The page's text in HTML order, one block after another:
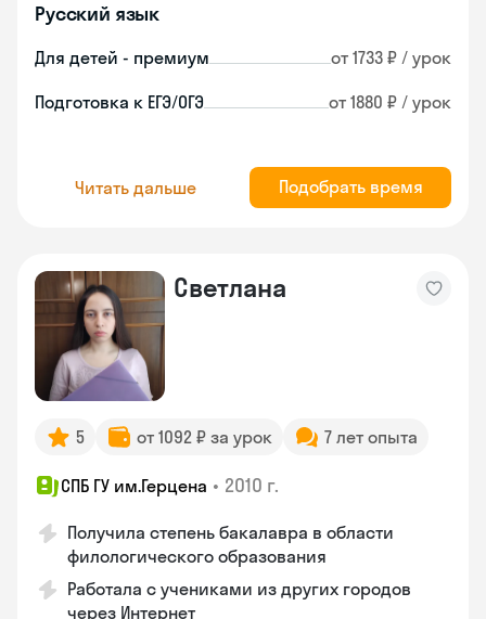
Русский язык
Для детей - премиум от 1733 ₽ / урок
Подготовка к ЕГЭ/ОГЭ от 1880 ₽ / урок
Читать дальше Подобрать время
Светлана
5 от 1092 ₽ за урок 7 лет опыта
СПБ ГУ им.Герцена • 2010 г.
Получила степень бакалавра в области
филологического образования
Работала с учениками из других городов
через Интернет